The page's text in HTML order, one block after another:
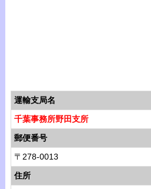
運輸支局名
千葉事務所野田支所
郵便番号
〒278-0013
住所